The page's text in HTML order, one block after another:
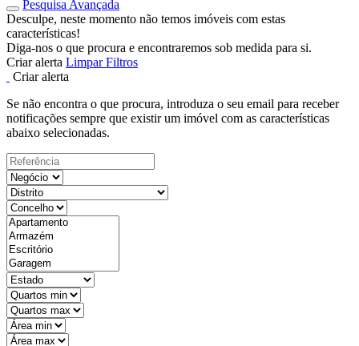
Pesquisa Avançada
Desculpe, neste momento não temos imóveis com estas
características!
Diga-nos o que procura e encontraremos sob medida para si.
Criar alerta Limpar Filtros
Criar alerta
Se não encontra o que procura, introduza o seu email para receber
notificações sempre que existir um imóvel com as características
abaixo selecionadas.